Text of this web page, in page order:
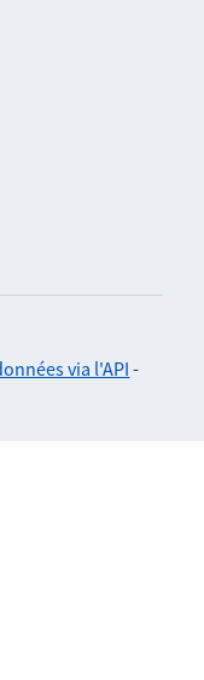
via l'API -